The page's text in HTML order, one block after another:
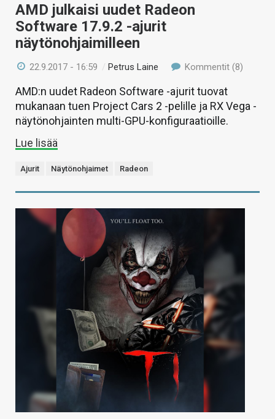
AMD julkaisi uudet Radeon
Software 17.9.2 -ajurit
näytönohjaimilleen
22.9.2017 - 16:59 /Petrus Laine Kommentit (8)
AMD:n uudet Radeon Software -ajurit tuovat
mukanaan tuen Project Cars 2 -pelille ja RX Vega -
näytönohjainten multi-GPU-konfiguraatioille.
Lue lisää
Ajurit Näytönohjaimet Radeon